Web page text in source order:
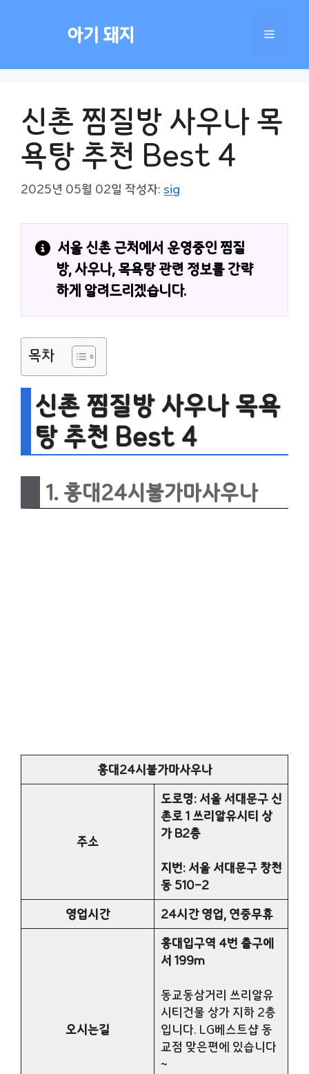
아기 돼지 메
신촌 찜질방 사우나 목
욕탕 추천 Best 4
2025년 05월 02일 작성자: sig
서울 신촌 근처에서 운영중인 찜질
방, 사우나, 목욕탕 관련 정보를 간략
하게 알려드리겠습니다.
목차
신촌 찜질방 사우나 목욕
탕 추천 Best 4
1. 홍대24시불가마사우나
홍대24시불가마사우나
주소
도로명: 서울 서대문구 신
촌로 1 쓰리알유시티 상
가 B2층
지번: 서울 서대문구 창천
동 510-2
영업시간
24시간 영업, 연중무휴
오시는길
홍대입구역 4번 출구에
서 199m
동교동삼거리 쓰리알유
시티건물 상가 지하 2층
입니다. LG베스트샵 동
교점 맞은편에 있습니다
~